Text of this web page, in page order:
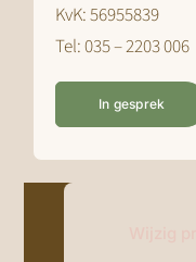
KvK: 56955839
Tel: 035 – 2203 006
In gesprek